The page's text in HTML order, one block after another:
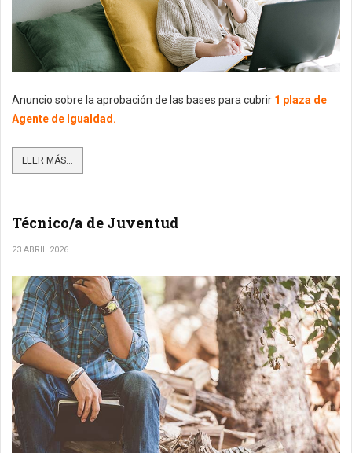
Anuncio sobre la aprobación de las bases para cubrir 1 plaza de
Agente de Igualdad.
LEER MÁS...
Técnico/a de Juventud
23 ABRIL 2026